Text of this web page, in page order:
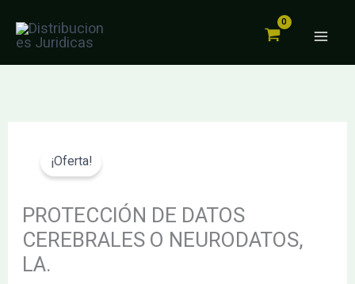
¡Oferta!
PROTECCIÓN DE DATOS
CEREBRALES O NEURODATOS,
LA.
precio
original
era:
62.00€.
es:
58.91€.
DATOS
CEREBRALES
O
NEURODATOS,
LA.
CEREBRALES